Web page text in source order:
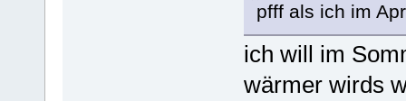
pfff als ich im
ich will im
wärmer wirds